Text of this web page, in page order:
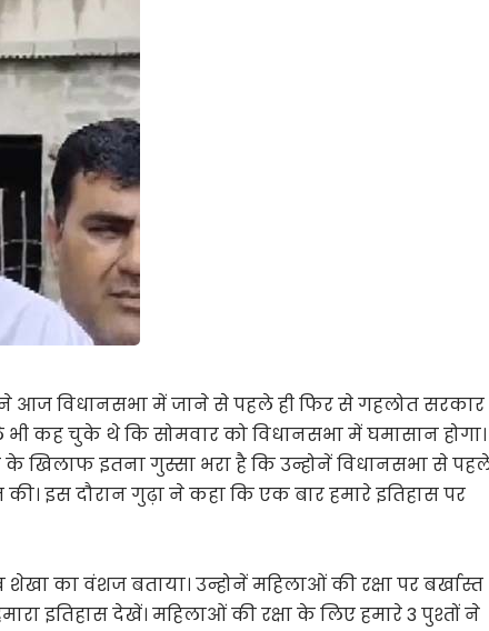
ने आज विधानसभा में जाने से पहले ही फिर से गहलोत सरकार
कह चुके थे कि सोमवार को विधानसभा में घमासान होगा।
के खिलाफ इतना गुस्सा भरा है कि उन्होनें विधानसभा से
इस दौरान गुढ़ा ने कहा कि एक बार हमारे इतिहास पर
का वंशज बताया। उन्होनें महिलाओं की रक्षा पर बर्खास्त
इतिहास देखें। महिलाओं की रक्षा के लिए हमारे 3 पुश्तों ने